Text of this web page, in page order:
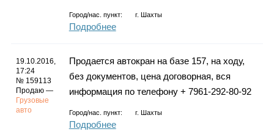
Город/нас. пункт: г. Шахты
Подробнее
19.10.2016,
17:24
№ 159113
Продаю —
Грузовые
авто
Продается автокран на базе 157, на ходу,
без документов, цена договорная, вся
информация по телефону + 7961-292-80-92
Город/нас. пункт: г. Шахты
Подробнее